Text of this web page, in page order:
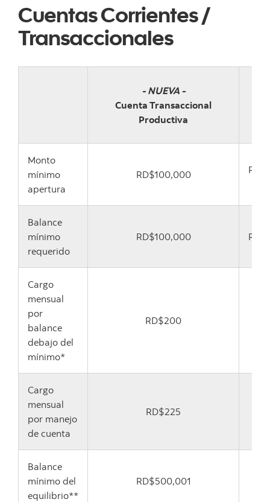
Cuentas Corrientes /
Transaccionales
- NUEVA -
Cuenta Transaccional
Productiva
Monto
mínimo
apertura
RD$100,000
Balance
mínimo
requerido
RD$100,000
Cargo
mensual
por
balance
debajo del
mínimo*
RD$200
Cargo
mensual
por manejo
de cuenta
RD$225
Balance
mínimo del
equilibrio**
RD$500,001